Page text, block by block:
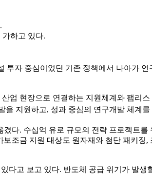
하고 있다.
투자 중심이었던 기존 정책에서 나아가 연
업 현장으로 연결하는 지원체계와 팹리
지원하고, 성과 중심의 연구개발 체계를
다. 수십억 유로 규모의 전략 프로젝트를
조금 지원 대상도 원자재와 첨단 패키징,
다고 보고 있다. 반도체 공급 위기가 발생